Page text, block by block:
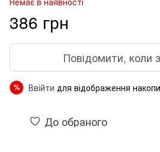
386 грн
Повідомити, коли
% Ввійти для відображення
До обраного